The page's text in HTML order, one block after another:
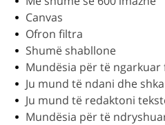
Canvas
Ofron filtra
Shumë shabllone
Mundësia për të ngarkuar
Ju mund të ndani dhe
Ju mund të redaktoni
Mundësia për të